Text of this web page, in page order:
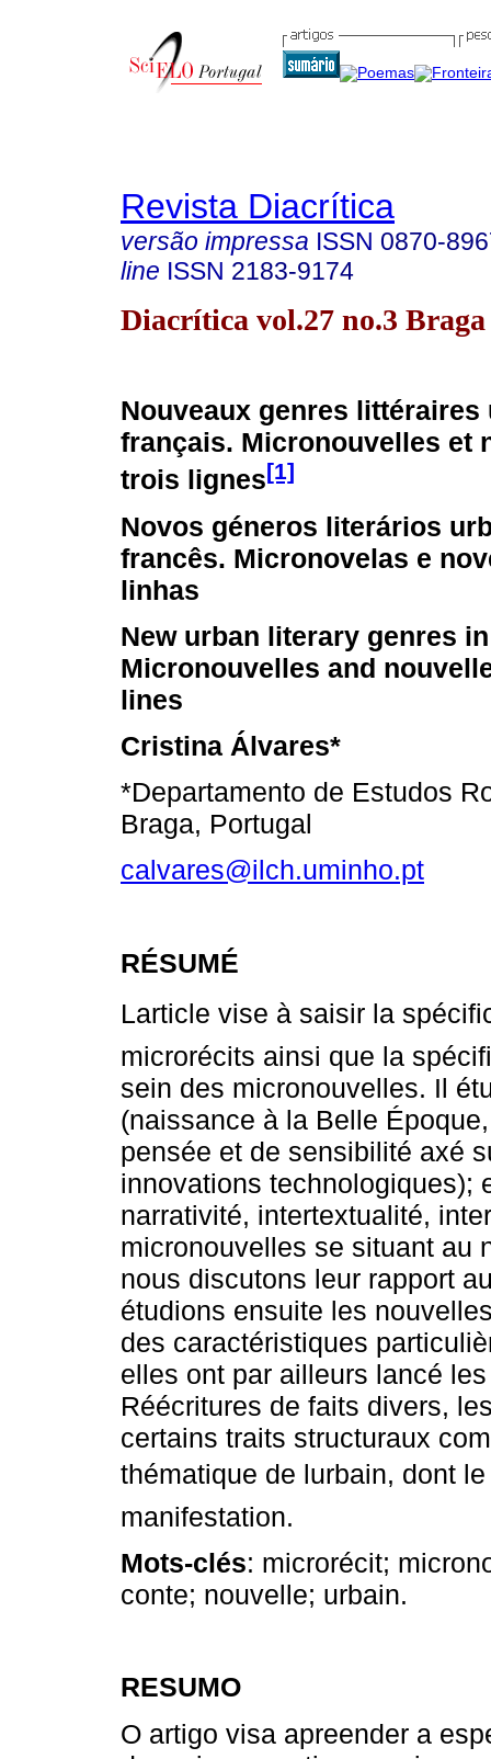
Revista Diacrítica
versão impressa ISSN 0870-
line ISSN 2183-9174
Diacrítica vol.27 no.3
Nouveaux genres littéraires
français. Micronouvelles et
trois lignes[1]
Novos géneros literários
francês. Micronovelas e
linhas
New urban literary genres
Micronouvelles and
lines
Cristina Álvares*
*Departamento de Estudos
Braga, Portugal
calvares@ilch.uminho.pt
RÉSUMÉ
Larticle vise à saisir la
microrécits ainsi que la
sein des micronouvelles. Il
(naissance à la Belle
pensée et de sensibilité axé
innovations technologiques);
narrativité, intertextualité,
micronouvelles se situant au
nous discutons leur rapport
étudions ensuite les
des caractéristiques
elles ont par ailleurs lancé
Réécritures de faits divers,
certains traits structuraux
thématique de lurbain, dont
manifestation.
Mots-clés: microrécit;
conte; nouvelle; urbain.
RESUMO
O artigo visa apreender a